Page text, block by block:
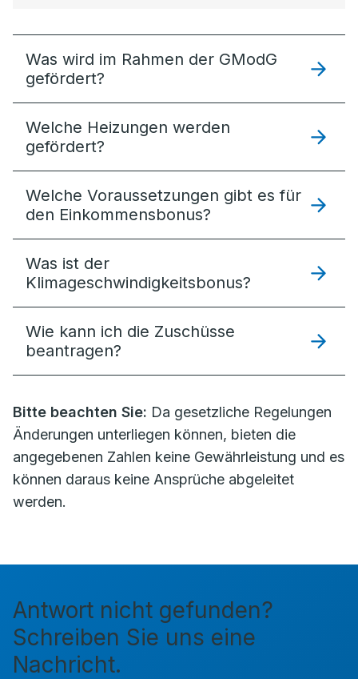
Was wird im Rahmen der GModG
gefördert?
Welche Heizungen werden
gefördert?
Welche Voraussetzungen gibt es für
den Einkommensbonus?
Was ist der
Klimageschwindigkeitsbonus?
Wie kann ich die Zuschüsse
beantragen?
Bitte beachten Sie: Da gesetzliche Regelungen
Änderungen unterliegen können, bieten die
angegebenen Zahlen keine Gewährleistung und es
können daraus keine Ansprüche abgeleitet
werden.
Antwort nicht gefunden?
Schreiben Sie uns eine
Nachricht.